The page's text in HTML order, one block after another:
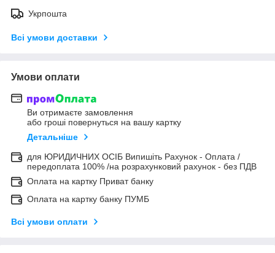
Укрпошта
Всі умови доставки
Умови оплати
Ви отримаєте замовлення
або гроші повернуться на вашу картку
Детальніше
для ЮРИДИЧНИХ ОСІБ Випишіть Рахунок - Оплата /
передоплата 100% /на розрахунковий рахунок - без ПДВ
Оплата на картку Приват банку
Оплата на картку банку ПУМБ
Всі умови оплати